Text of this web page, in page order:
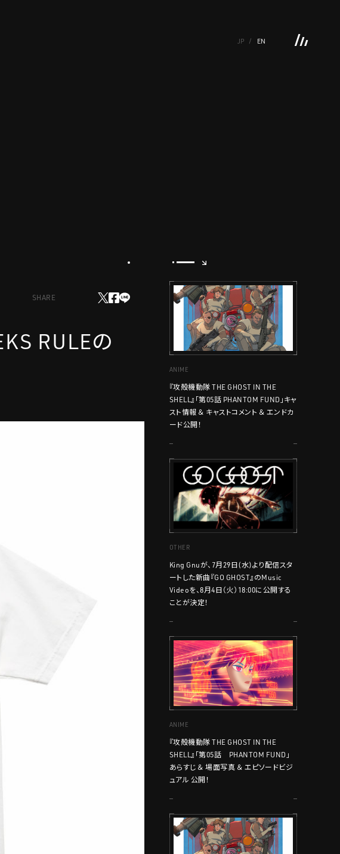
JP EN
SHARE
RULEの
ANIME
『攻殻機動隊 THE GHOST IN THE
SHELL』「第05話 PHANTOM FUND」キャ
スト情報 ＆ キャストコメント ＆ エンドカ
ード公開！
OTHER
King Gnuが、7月29日(水)より配信スタ
ートした新曲『GO GHOST』のMusic
Videoを、8月4日（火）18:00に公開する
ことが決定！
ANIME
『攻殻機動隊 THE GHOST IN THE
SHELL』「第05話 PHANTOM FUND」
あらすじ ＆ 場面写真 ＆ エピソードビジ
ュアル 公開！